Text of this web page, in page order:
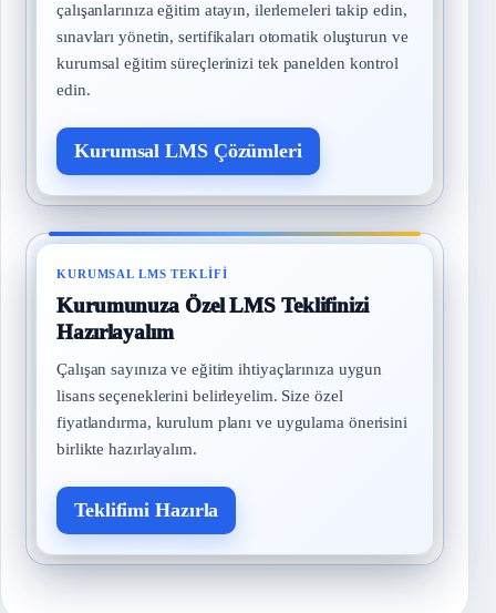
çalışanlarınıza eğitim atayın, ilerlemeleri takip edin,
sınavları yönetin, sertifikaları otomatik oluşturun ve
kurumsal eğitim süreçlerinizi tek panelden kontrol
edin.
Kurumsal LMS Çözümleri
KURUMSAL LMS TEKLIFI
Kurumunuza Özel LMS Teklifinizi
Hazırlayalım
Çalışan sayınıza ve eğitim ihtiyaçlarınıza uygun
lisans seçeneklerini belirleyelim. Size özel
fiyatlandırma, kurulum planı ve uygulama önerisini
birlikte hazırlayalım.
Teklifimi Hazırla